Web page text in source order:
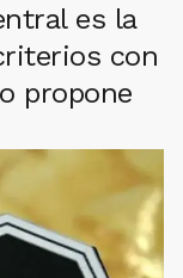
es la
con
propone